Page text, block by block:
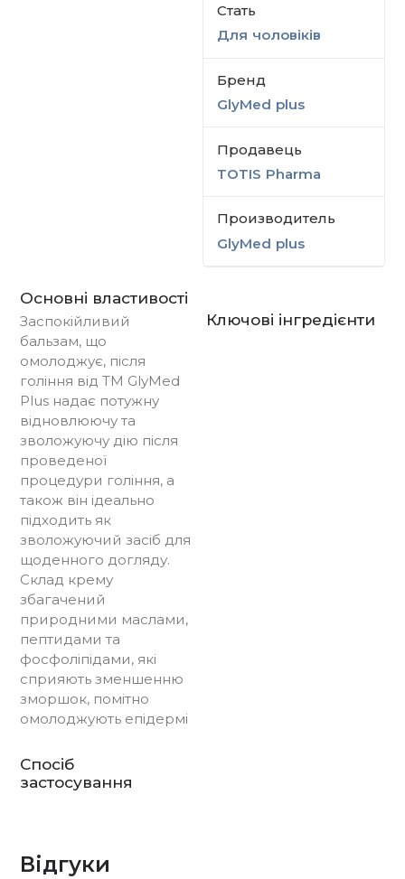
Стать
Для чоловіків
Бренд
GlyMed plus
Продавець
TOTIS Pharma
Производитель
GlyMed plus
Основні властивості
Заспокійливий
бальзам, що
омолоджує, після
гоління від ТМ GlyMed
Plus надає потужну
відновлюючу та
зволожуючу дію після
проведеної
процедури гоління, а
також він ідеально
підходить як
зволожуючий засіб для
щоденного догляду.
Склад крему
збагачений
природними маслами,
пептидами та
фосфоліпідами, які
сприяють зменшенню
зморшок, помітно
омолоджують епідермі
Спосіб
застосування
Ключові інгредієнти
Відгуки